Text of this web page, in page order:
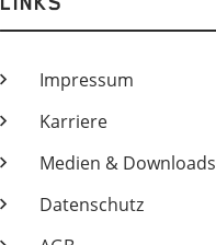
Impressum
Karriere
Medien & Downloads
Datenschutz